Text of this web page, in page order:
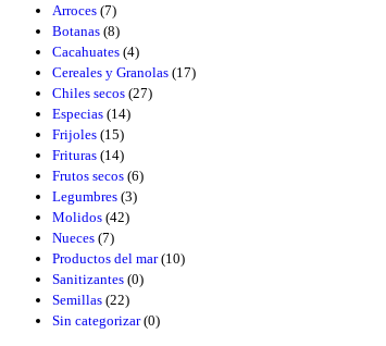
Arroces (7)
Botanas (8)
Cacahuates (4)
Cereales y Granolas (17)
Chiles secos (27)
Especias (14)
Frijoles (15)
Frituras (14)
Frutos secos (6)
Legumbres (3)
Molidos (42)
Nueces (7)
Productos del mar (10)
Sanitizantes (0)
Semillas (22)
Sin categorizar (0)